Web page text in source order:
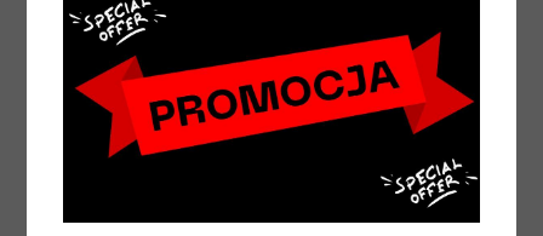
DO KOSZYKA